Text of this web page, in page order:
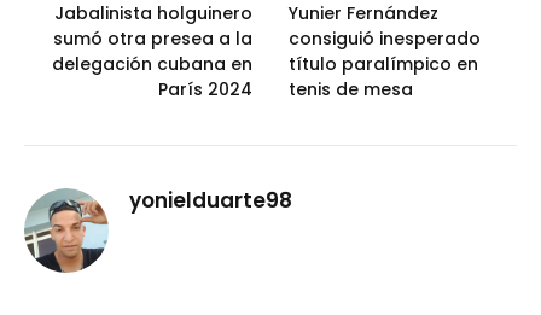
Jabalinista holguinero
sumó otra presea a la
delegación cubana en
París 2024
Yunier Fernández
consiguió inesperado
título paralímpico en
tenis de mesa
yonielduarte98